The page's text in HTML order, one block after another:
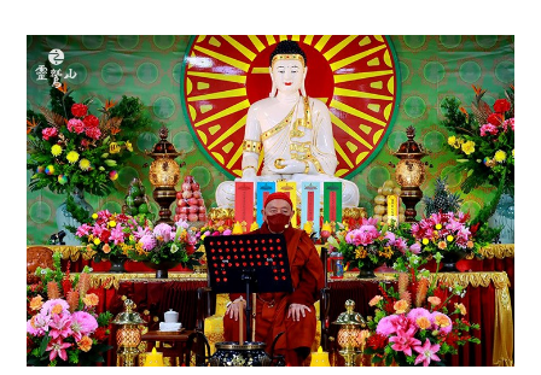
學習分享